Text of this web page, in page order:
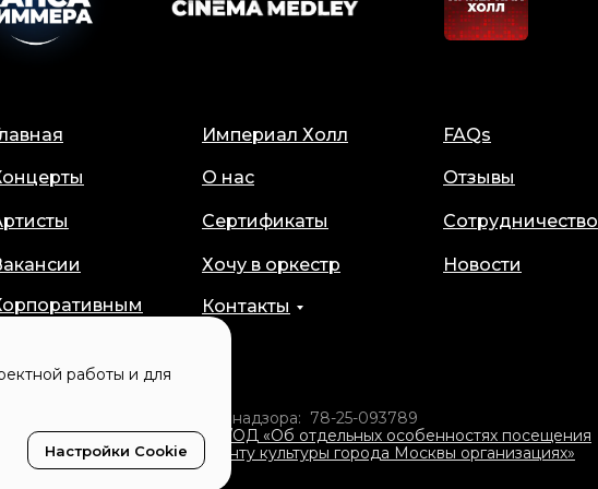
данных Роскомнадзора: 78-25-093789
16 сентября 2025 г. № 838/ОД «Об отдельных особенностях посещения
Департаменту культуры города Москвы организациях»
Империал Холл
О нас
Сертификаты
Хочу в оркестр
FAQs
Отзывы
Сотрудничество
Новости
Контакты
работы и для
Настройки Cookie